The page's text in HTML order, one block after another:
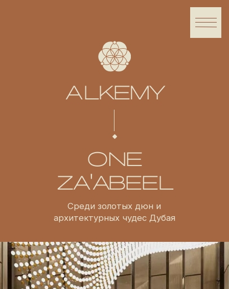
архитектурных чудес Дубая
ALKEMY
ZA'ABEEL